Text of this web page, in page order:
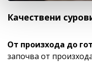
Качествени
От произхода до
започва от